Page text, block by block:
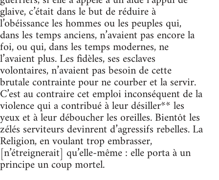
glaive, c’était dans le but de réduire à
l’obéissance les hommes ou les peuples qui,
dans les temps anciens, n’avaient pas encore la
foi, ou qui, dans les temps modernes, ne
l’avaient plus. Les fidèles, ses esclaves
volontaires, n’avaient pas besoin de cette
brutale contrainte pour ne courber et la servir.
C’est au contraire cet emploi inconséquent de la
violence qui a contribué à leur désiller** les
yeux et à leur déboucher les oreilles. Bientôt les
zélés serviteurs devinrent d’agressifs rebelles. La
Religion, en voulant trop embrasser,
[n’étreignerait] qu’elle-même : elle porta à un
principe un coup mortel.